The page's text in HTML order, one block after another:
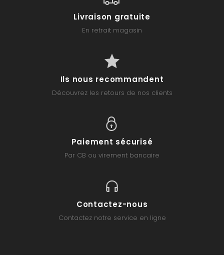
Livraison gratuite
En retrait magasin
Ils nous recommandent
Découvrez les retours de nos clients
Paiement sécurisé
Par CB ou virement bancaire
Contactez-nous
Contactez notre service en ligne